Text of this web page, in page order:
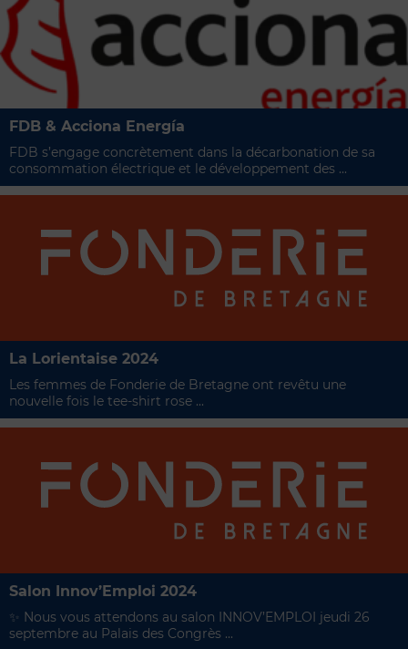
FDB & Acciona Energía
FDB s’engage concrètement dans la décarbonation de sa
consommation électrique et le développement des ...
La Lorientaise 2024
Les femmes de Fonderie de Bretagne ont revêtu une
nouvelle fois le tee-shirt rose ...
Salon Innov’Emploi 2024
✨ Nous vous attendons au salon INNOV’EMPLOI jeudi 26
septembre au Palais des Congrès ...